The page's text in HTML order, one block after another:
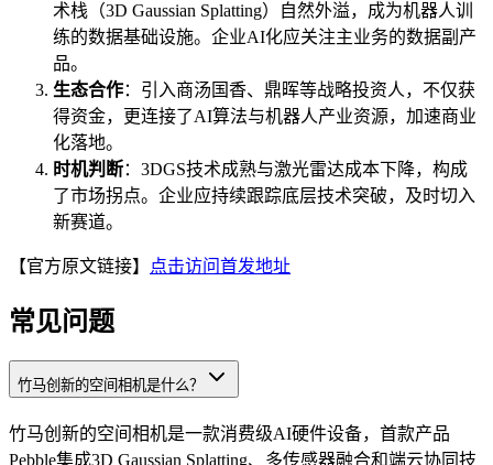
术栈（3D Gaussian Splatting）自然外溢，成为机器人训
练的数据基础设施。企业AI化应关注主业务的数据副产
品。
生态合作：引入商汤国香、鼎晖等战略投资人，不仅获
得资金，更连接了AI算法与机器人产业资源，加速商业
化落地。
时机判断：3DGS技术成熟与激光雷达成本下降，构成
了市场拐点。企业应持续跟踪底层技术突破，及时切入
新赛道。
【官方原文链接】 点击访问首发地址
常见问题
竹马创新的空间相机是什么？
竹马创新的空间相机是一款消费级AI硬件设备，首款产品
Pebble集成3D Gaussian Splatting、多传感器融合和端云协同技